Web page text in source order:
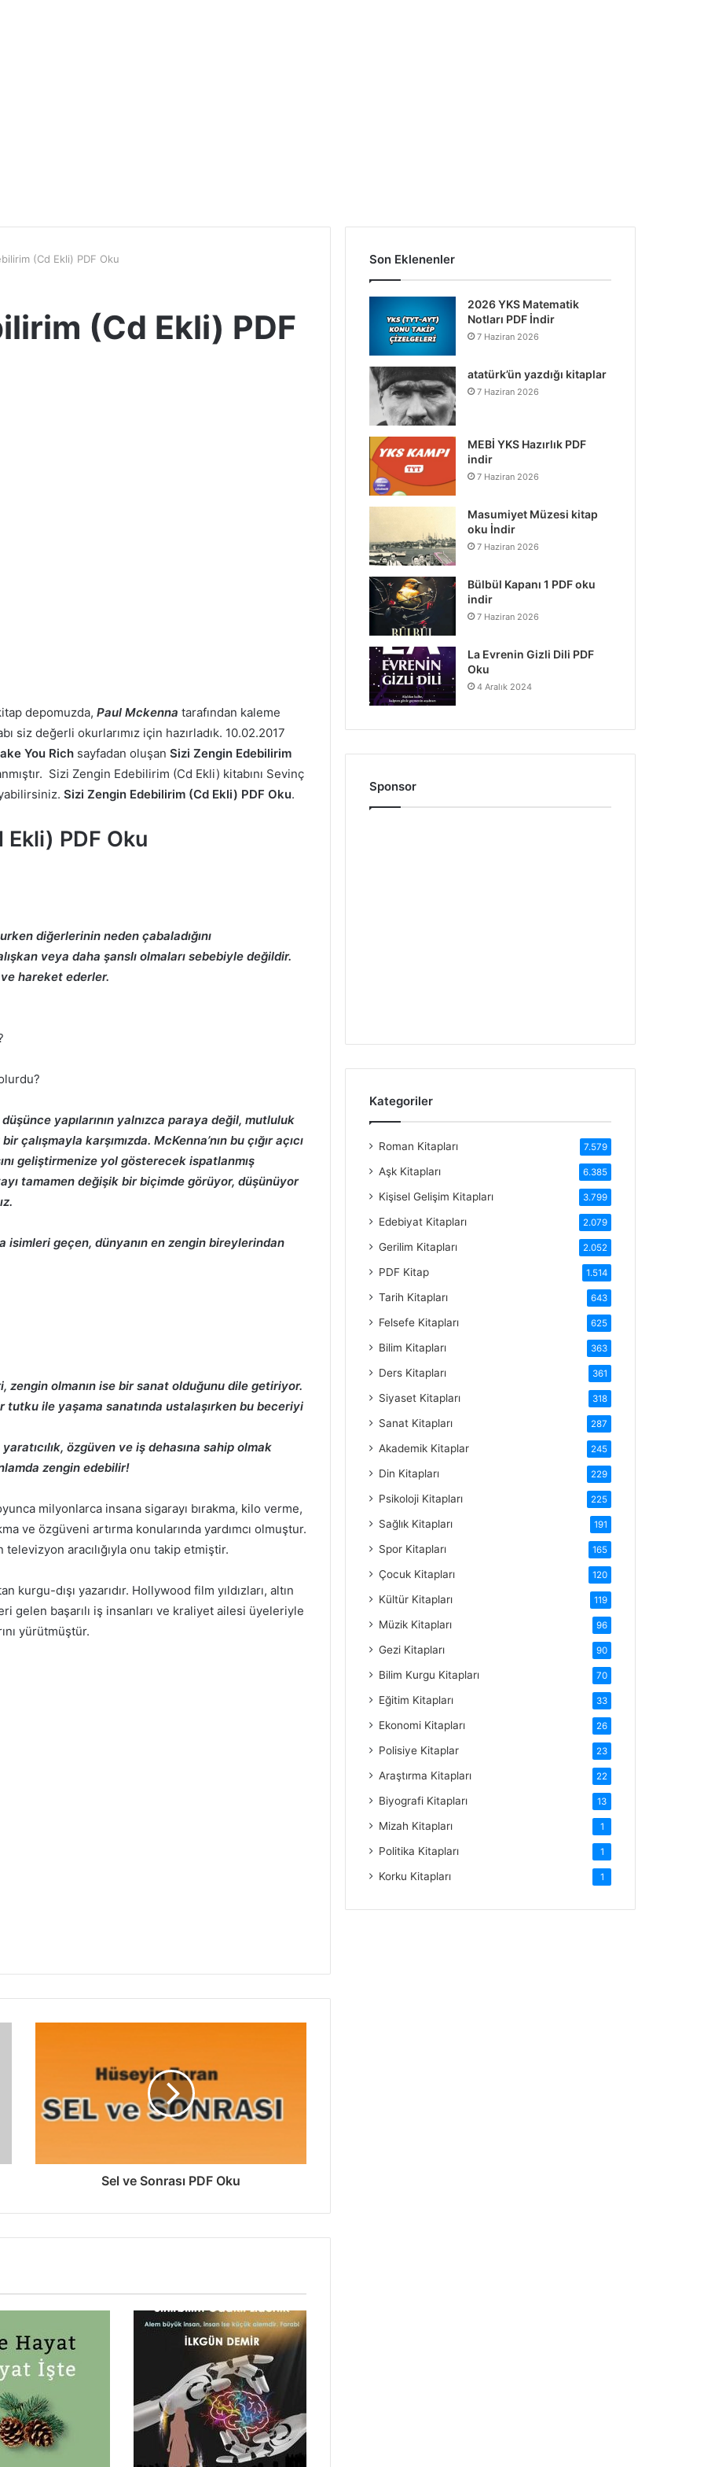
(Cd Ekli) PDF Oku
(Cd Ekli) PDF
depomuzda, Paul Mckenna tarafından kaleme
siz değerli okurlarımız için hazırladık. 10.02.2017
You Rich sayfadan oluşan Sizi Zengin Edebilirim
Sizi Zengin Edebilirim (Cd Ekli) kitabını Sevinç
Sizi Zengin Edebilirim (Cd Ekli) PDF Oku.
PDF Oku
diğerlerinin neden çabaladığını
veya daha şanslı olmaları sebebiyle değildir.
hareket ederler.
yapılarının yalnızca paraya değil, mutluluk
karşımızda. McKenna’nın bu çığır açıcı
geliştirmenize yol gösterecek ispatlanmış
tamamen değişik bir biçimde görüyor, düşünüyor
isimleri geçen, dünyanın en zengin bireylerindan
zengin olmanın ise bir sanat olduğunu dile getiriyor.
ile yaşama sanatında ustalaşırken bu beceriyi
özgüven ve iş dehasına sahip olmak
zengin edebilir!
milyonlarca insana sigarayı bırakma, kilo verme,
ve özgüveni artırma konularında yardımcı olmuştur.
aracılığıyla onu takip etmiştir.
kurgu-dışı yazarıdır. Hollywood film yıldızları, altın
gelen başarılı iş insanları ve kraliyet ailesi üyeleriyle
yürütmüştür.
Sel ve Sonrası PDF Oku
Son Eklenenler
2026 YKS Matematik
Notları PDF İndir
7 Haziran 2026
atatürk’ün yazdığı kitaplar
7 Haziran 2026
MEBİ YKS Hazırlık PDF
indir
7 Haziran 2026
Masumiyet Müzesi kitap
oku İndir
7 Haziran 2026
Bülbül Kapanı 1 PDF oku
indir
7 Haziran 2026
La Evrenin Gizli Dili PDF
Oku
4 Aralık 2024
Sponsor
Kategoriler
Roman Kitapları 7.579
Aşk Kitapları 6.385
Kişisel Gelişim Kitapları 3.799
Edebiyat Kitapları 2.079
Gerilim Kitapları 2.052
PDF Kitap 1.514
Tarih Kitapları 643
Felsefe Kitapları 625
Bilim Kitapları 363
Ders Kitapları 361
Siyaset Kitapları 318
Sanat Kitapları 287
Akademik Kitaplar 245
Din Kitapları 229
Psikoloji Kitapları 225
Sağlık Kitapları 191
Spor Kitapları 165
Çocuk Kitapları 120
Kültür Kitapları 119
Müzik Kitapları 96
Gezi Kitapları 90
Bilim Kurgu Kitapları 70
Eğitim Kitapları 33
Ekonomi Kitapları 26
Polisiye Kitaplar 23
Araştırma Kitapları 22
Biyografi Kitapları 13
Mizah Kitapları 1
Politika Kitapları 1
Korku Kitapları 1